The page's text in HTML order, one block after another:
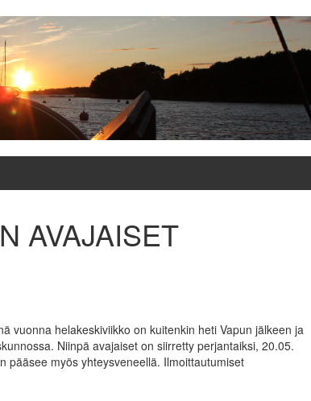
AVAJAISET
vuonna helakeskiviikko on kuitenkin heti Vapun jälkeen ja
Niinpä avajaiset on siirretty perjantaiksi, 20.05.
pääsee myös yhteysveneellä. Ilmoittautumiset